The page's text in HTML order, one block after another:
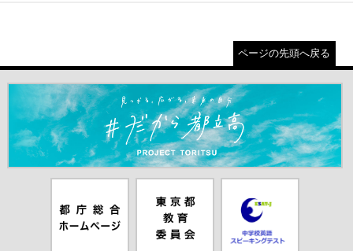
ページの先頭へ戻る
＃だから都立高（別ウインドウが開きます）
ムページ（別
ウインドウが
員会（別ウイ
ンドウが開き
ピーキングテ
スト（別ウイ
ンドウが開き